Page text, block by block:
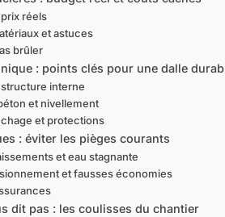
réels
et astuces
brûler
: points clés pour une dalle
interne
et nivellement
et protections
: éviter les pièges courants
et eau stagnante
et fausses économies
dit pas : les coulisses du chantier